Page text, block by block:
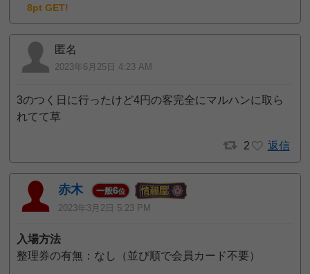
8pt GET!
匿名
2023年6月25日 4:23 AM
3のつく日に行ったけど4円の客完全にマルハンに取ら
れてて草
2 返信
赤木 一般6位
2023年3月2日 5:23 PM
入場方法
整理券の有無：なし（並び順で会員カード不要）